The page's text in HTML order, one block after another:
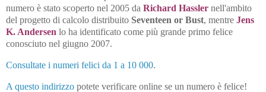
numero è stato scoperto nel 2005 da Richard Hassler nell'ambito
del progetto di calcolo distribuito Seventeen or Bust, mentre Jens
K. Andersen lo ha identificato come più grande primo felice
conosciuto nel giugno 2007.
Consultate i numeri felici da 1 a 10 000.
A questo indirizzo potete verificare online se un numero è felice!